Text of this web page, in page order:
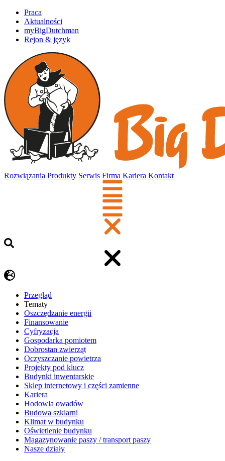
Praca
Aktualności
myBigDutchman
Rejon & język
Rozwiązania Produkty Serwis Firma Kariera Kontakt
Przegląd
Tematy
​Oszczędzanie energii
Finansowanie
Cyfryzacja
Gospodarka pomiotem
Dobrostan zwierząt
Oczyszczanie powietrza
Projekty pod klucz
Budynki inwentarskie
Sklep internetowy i części zamienne
Kariera
Hodowla owadów
Budowa szklarni
Klimat w budynku
Oświetlenie budynku
Magazynowanie paszy / transport paszy
Nasze działy